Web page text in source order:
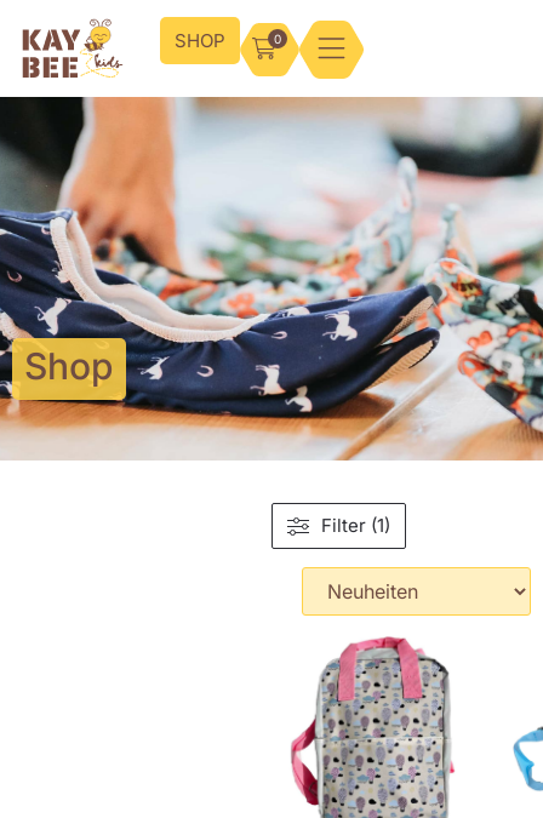
SHOP 0
Shop
Filter (1)